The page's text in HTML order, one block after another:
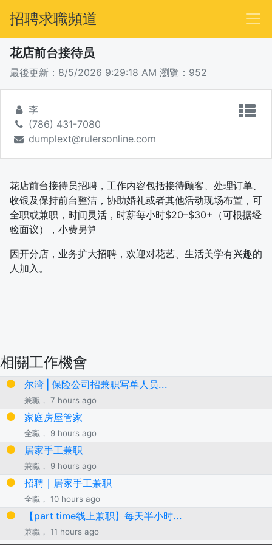
招聘求職頻道
花店前台接待员
最後更新：8/5/2026 9:29:18 AM 瀏覽：952
李
(786) 431-7080
dumplext@rulersonline.com
花店前台接待员招聘，工作内容包括接待顾客、处理订单、
收银及保持前台整洁，协助婚礼或者其他活动现场布置，可
全职或兼职，时间灵活，时薪每小时$20–$30+（可根据经
验面议），小费另算
因开分店，业务扩大招聘，欢迎对花艺、生活美学有兴趣的
人加入。
相關工作機會
尔湾 | 保险公司招兼职写单人员...
兼職， 7 hours ago
家庭房屋管家
全職， 9 hours ago
居家手工兼职
兼職， 9 hours ago
招聘｜居家手工兼职
全職， 10 hours ago
【part time线上兼职】每天半小时...
兼職， 11 hours ago